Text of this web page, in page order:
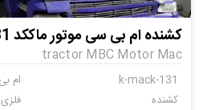
کشنده ام بی سی موتور ماککد th-mc-0031
tractor MBC Motor Mac
k-mack-131
ام
کشنده